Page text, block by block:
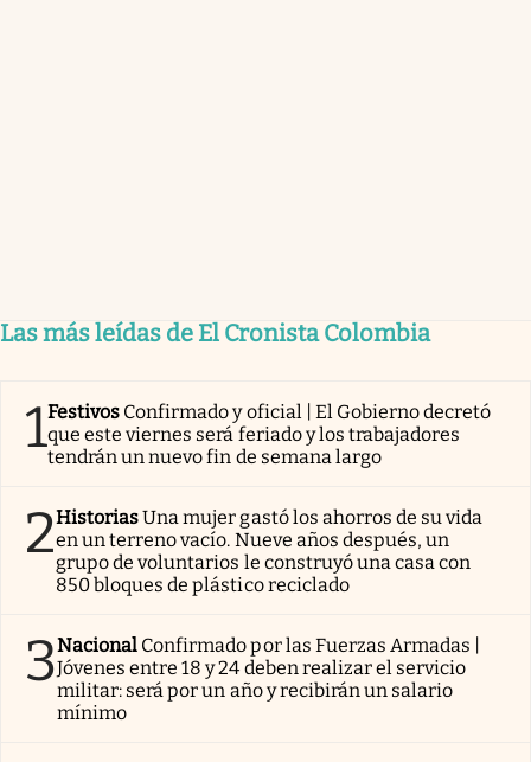
Las más leídas de El Cronista Colombia
1Festivos Confirmado y oficial | El Gobierno decretó
que este viernes será feriado y los trabajadores
tendrán un nuevo fin de semana largo
2HistoriasUna mujer gastó los ahorros de su vida
en un terreno vacío. Nueve años después, un
grupo de voluntarios le construyó una casa con
850 bloques de plástico reciclado
3Nacional Confirmado por las Fuerzas Armadas |
Jóvenes entre 18 y 24 deben realizar el servicio
militar: será por un año y recibirán un salario
mínimo